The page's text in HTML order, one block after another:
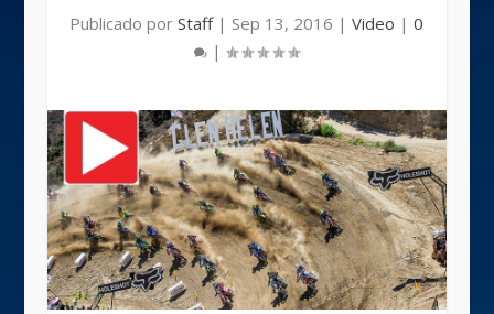
Publicado porStaff| Sep 13, 2016 |Video |0
|